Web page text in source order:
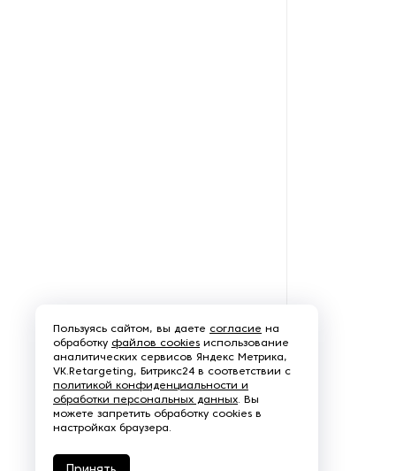
Пользуясь сайтом, вы даете согласие на
обработку файлов cookies использование
аналитических сервисов Яндекс Метрика,
VK.Retargeting, Битрикс24 в соответствии с
политикой конфиденциальности и
обработки персональных данных. Вы
можете запретить обработку cookies в
настройках браузера.